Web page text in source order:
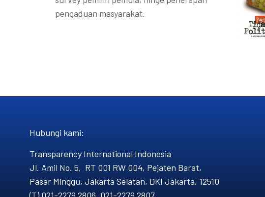
pengaduan masyarakat.
Hubungi kami​:
Transparency International Indonesia
Jl. Amil No. 5, RT 001 RW 004, Pejaten Barat,
Pasar Minggu, Jakarta Selatan, DKI Jakarta, 12510